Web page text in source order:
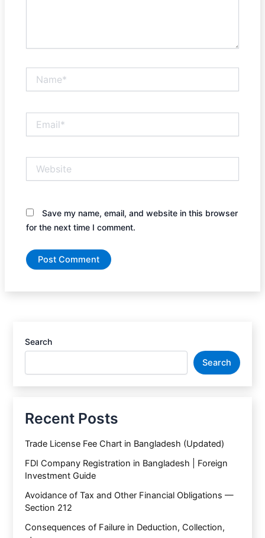
Save my name, email, and website in this browser
for the next time I comment.
Search
Search
Recent Posts
Trade License Fee Chart in Bangladesh (Updated)
FDI Company Registration in Bangladesh | Foreign
Investment Guide
Avoidance of Tax and Other Financial Obligations —
Section 212
Consequences of Failure in Deduction, Collection,